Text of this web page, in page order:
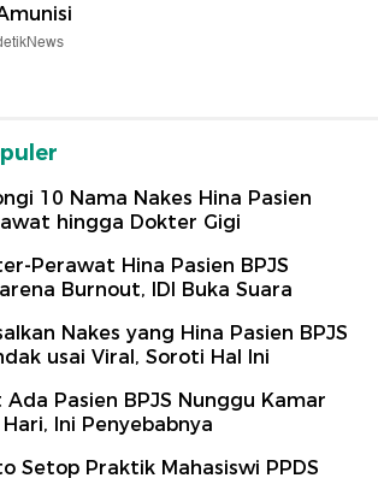
10 Nama Nakes Hina Pasien
hingga Dokter Gigi
Perawat Hina Pasien BPJS
Burnout, IDI Buka Suara
Nakes yang Hina Pasien BPJS
usai Viral, Soroti Hal Ini
Ada Pasien BPJS Nunggu Kamar
Ini Penyebabnya
Setop Praktik Mahasiswi PPDS